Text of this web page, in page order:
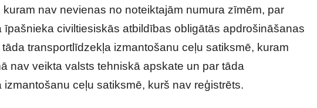
nav nevienas no noteiktajām numura zīmēm, par
īpašnieka civiltiesiskās atbildības obligātās apdrošināšanas
transportlīdzekļa izmantošanu ceļu satiksmē, kuram
nav veikta valsts tehniskā apskate un par tāda
izmantošanu ceļu satiksmē, kurš nav reģistrēts.